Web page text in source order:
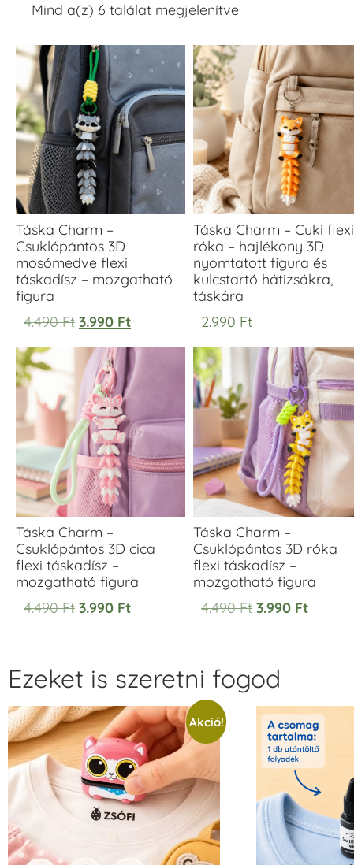
Mind a(z) 6 találat megjelenítve
Táska Charm –
Csuklópántos 3D
mosómedve flexi
táskadísz – mozgatható
figura
4.490Ft 3.990 Ft
Táska Charm – Cuki flexi
róka – hajlékony 3D
nyomtatott figura és
kulcstartó hátizsákra,
táskára
2.990 Ft
Táska Charm –
Csuklópántos 3D cica
flexi táskadísz –
mozgatható figura
4.490Ft 3.990 Ft
Táska Charm –
Csuklópántos 3D róka
flexi táskadísz –
mozgatható figura
4.490Ft 3.990 Ft
Ezeket is szeretni fogod
Akció!